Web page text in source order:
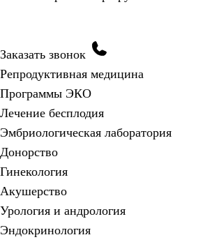
Заказать звонок
Репродуктивная медицина
Программы ЭКО
Лечение бесплодия
Эмбриологическая лаборатория
Донорство
Гинекология
Акушерство
Урология и андрология
Эндокринология